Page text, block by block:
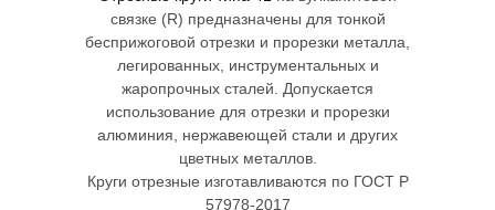
Сегменты типа 3109 и 3101
связке (R) предназначены для тонкой
бесприжоговой отрезки и прорезки металла,
легированных, инструментальных и
жаропрочных сталей. Допускается
использование для отрезки и прорезки
алюминия, нержавеющей стали и других
цветных металлов.
Круги отрезные изготавливаются по ГОСТ Р
57978-2017
Златоустовский
О компании Новости
Документация Продукция